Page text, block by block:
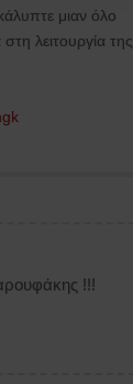
μιαν όλο
λειτουργία της
!!!